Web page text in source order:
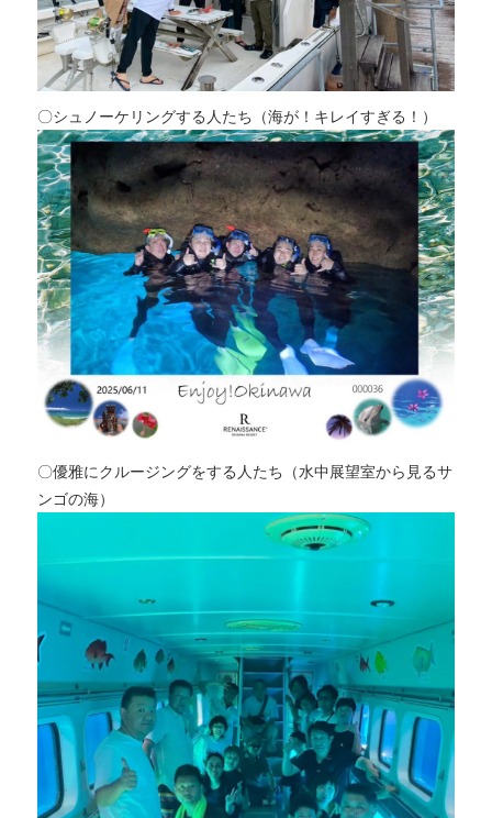
〇シュノーケリングする人たち（海が！キレイすぎる！）
〇優雅にクルージングをする人たち（水中展望室から見るサ
ンゴの海）